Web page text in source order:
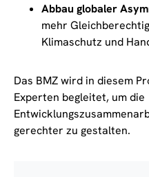
Abbau globaler
mehr
Klimaschutz und
Das BMZ wird in diesem
Experten begleitet, um die
gerechter zu gestalten.